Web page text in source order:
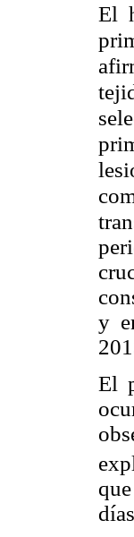
El
y
El